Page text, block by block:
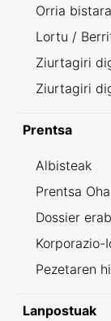
Orria
Lortu /
Ziurtagiri
Ziurtagiri
Prentsa
Albisteak
Prentsa
Dossier
Korporazio-
Pezetaren
Lanpostuak